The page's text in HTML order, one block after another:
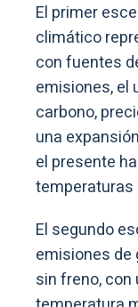
El primer
climático
con fuentes
emisiones, el
carbono,
una
el presente
temperaturas
El segundo
emisiones de
sin freno, con